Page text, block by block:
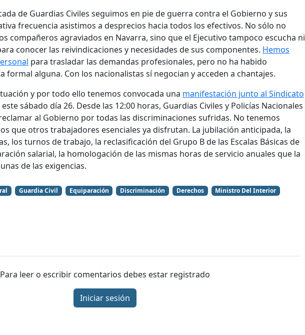
de Guardias Civiles seguimos en pie de guerra contra el Gobierno y sus
frecuencia asistimos a desprecios hacia todos los efectivos. No sólo no
compañeros agraviados en Navarra, sino que el Ejecutivo tampoco escucha ni
conocer las reivindicaciones y necesidades de sus componentes. Hemos
para trasladar las demandas profesionales, pero no ha habido
formal alguna. Con los nacionalistas sí negocian y acceden a chantajes.
y por todo ello tenemos convocada una manifestación junto al Sindicato
este sábado día 26. Desde las 12:00 horas, Guardias Civiles y Policías Nacionales
al Gobierno por todas las discriminaciones sufridas. No tenemos
que otros trabajadores esenciales ya disfrutan. La jubilación anticipada, la
los turnos de trabajo, la reclasificación del Grupo B de las Escalas Básicas de
salarial, la homologación de las mismas horas de servicio anuales que la
de las exigencias.
Guardia Civil Equiparación Discriminación Derechos
Ministro Del Interior
Para leer o escribir comentarios debes estar registrado
Iniciar sesión